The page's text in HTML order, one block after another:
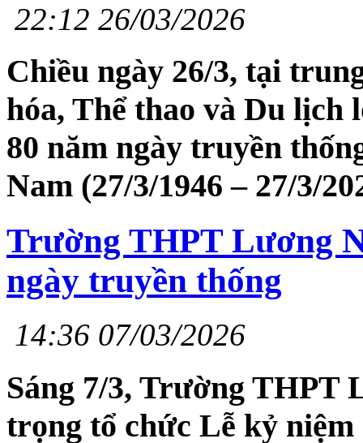
22:12 26/03/2026
Chiều ngày 26/3, tại
hóa, Thể thao và Du lịch
80 năm ngày truyền
Nam (27/3/1946 – 27/3/
Trường THPT Lương
ngày truyền thống
14:36 07/03/2026
Sáng 7/3, Trường THPT
trọng tổ chức Lễ kỷ